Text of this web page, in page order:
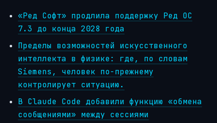
«Ред Софт» продлила поддержку Ред ОС
7.3 до конца 2028 года
Пределы возможностей искусственного
интеллекта в физике: где, по словам
Siemens, человек по-прежнему
контролирует ситуацию.
В Claude Code добавили функцию «обмена
сообщениями» между сессиями